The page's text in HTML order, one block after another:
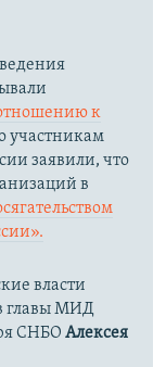
к
участникам
заявили, что
в
власти
главы МИД
СНБО Алексея